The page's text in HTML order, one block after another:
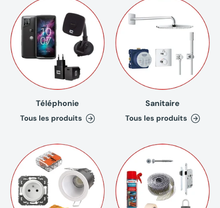
Téléphonie
Tous les produits
Sanitaire
Tous les produits